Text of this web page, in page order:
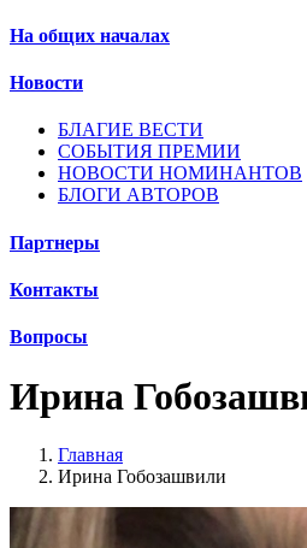
На общих началах
Новости
БЛАГИЕ ВЕСТИ
СОБЫТИЯ ПРЕМИИ
НОВОСТИ НОМИНАНТОВ
БЛОГИ АВТОРОВ
Партнеры
Контакты
Вопросы
Ирина
Главная
Ирина Гобозашвили